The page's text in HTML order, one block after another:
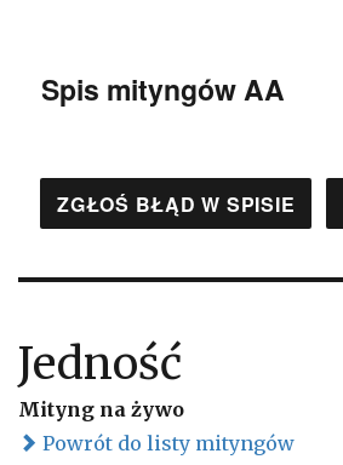
Spis mityngów AA
ZGŁOŚ BŁĄD W SPISIE
Jedność
Mityng na żywo
Powrót do listy mityngów